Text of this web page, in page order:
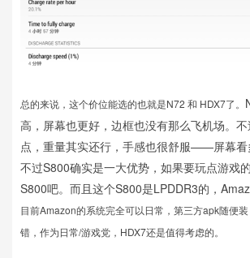
总的来说，这个价位能选的也就是N72 和 HDX7了。
高，屏幕也更好，边框也没有那么飞机场。
点，重量其实还行，手感也很舒服——屏幕看
不过S800确实是一大优势，如果要玩点游戏
S800吧。而且这个S800是LPDDR3的，
目前Amazon的系统完全可以日常，第三方apk随便
错， 作为日常/游戏党，HDX7还是值得考虑的。